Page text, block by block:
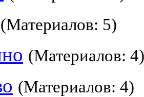
(Материалов: 5)
(Материалов: 4)
(Материалов: 4)